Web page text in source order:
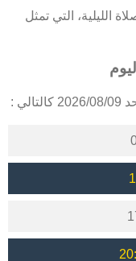
الليلية، التي تمثل
: